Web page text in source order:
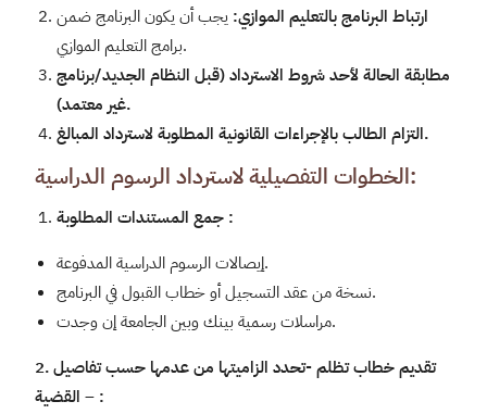
ارتباط البرنامج بالتعليم الموازي: يجب أن يكون البرنامج ضمن
برامج التعليم الموازي.
مطابقة الحالة لأحد شروط الاسترداد (قبل النظام الجديد/برنامج
غير معتمد).
التزام الطالب بالإجراءات القانونية المطلوبة لاسترداد المبالغ.
الخطوات التفصيلية لاسترداد الرسوم الدراسية:
جمع المستندات المطلوبة :
إيصالات الرسوم الدراسية المدفوعة.
نسخة من عقد التسجيل أو خطاب القبول في البرنامج.
مراسلات رسمية بينك وبين الجامعة إن وجدت.
2. تقديم خطاب تظلم -تحدد الزاميتها من عدمها حسب تفاصيل
القضية – :